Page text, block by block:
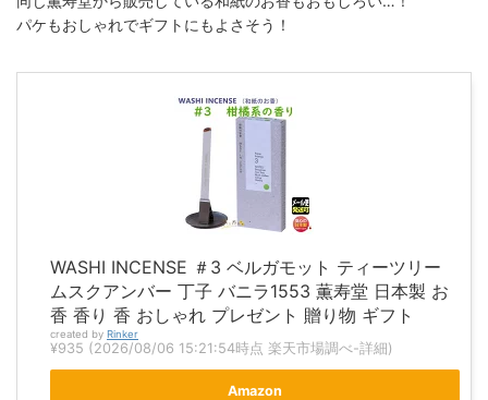
パケもおしゃれでギフトにもよさそう！
WASHI INCENSE ＃3 ベルガモット ティーツリー
ムスクアンバー 丁子 バニラ1553 薫寿堂 日本製 お
香 香り 香 おしゃれ プレゼント 贈り物 ギフト
created by Rinker
¥935 (2026/08/06 15:21:54時点 楽天市場調べ-詳細)
Amazon